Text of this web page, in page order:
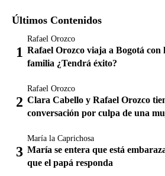
Últimos Contenidos
Rafael Orozco
Rafael Orozco viaja a Bogotá con
familia ¿Tendrá éxito?
Rafael Orozco
Clara Cabello y Rafael Orozco
conversación por culpa de una
María la Caprichosa
María se entera que está
que el papá responda